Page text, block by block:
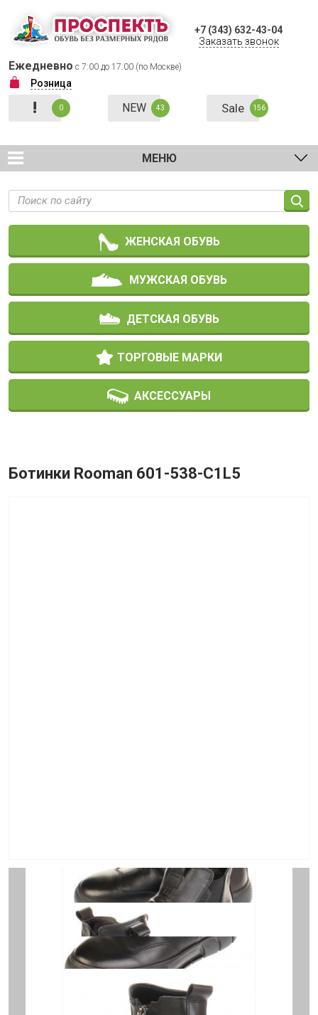
+7 (343) 632-43-04
Заказать звонок
Ежедневно с 7:00 до 17:00 (по Москве)
Розница
! 0 NEW 43 Sale 156
МЕНЮ
ЖЕНСКАЯ ОБУВЬ
МУЖСКАЯ ОБУВЬ
ДЕТСКАЯ ОБУВЬ
ТОРГОВЫЕ МАРКИ
АКСЕССУАРЫ
Ботинки Rooman 601-538-C1L5